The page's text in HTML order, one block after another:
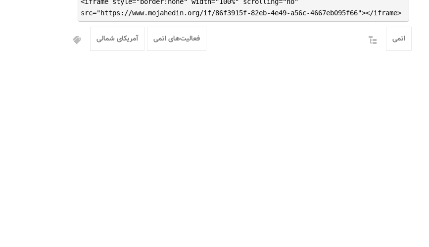
src="https://www.mojahedin.org/if/86f3915f-82eb-4e49-a56c-4667eb095f66"></iframe>
فعالیت‌های اتمی آمریکای شمالی اتمی